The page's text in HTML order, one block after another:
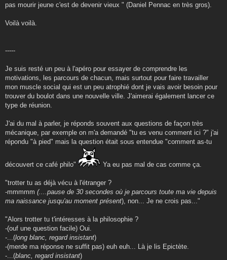
pas mourir jeune c'est de devenir vieux " (Daniel Pennac en très gros).
Voilà voilà.
-----
Je suis resté un peu à l'apéro pour essayer de comprendre les
motivations, les parcours de chacun, mais surtout pour faire travailler
mon muscle social qui est un peu atrophié dont je vais avoir besoin pour
trouver du boulot dans une nouvelle ville. J'aimerai également lancer ce
type de réunion.
J'ai du mal à parler, je réponds souvent aux questions de façon très
mécanique, par exemple on m'a demandé "tu es venu comment ici ?" j'ai
répondu "à pied" mais la question était sous entendue "comment as-tu
découvert ce café philo" Ya eu pas mal de cas comme ça.
"trotter tu as déjà vécu à l'étranger ?
-mmmmm (....pause de 30 secondes où je parcours toute ma vie depuis
ma naissance jusqu'au moment présent), non... Je ne crois pas..."
"Alors trotter tu t'intéresses à la philosophie ?
-(ouf une question facile) Oui.
-...(long blanc, regard insistant)
-(merde ma réponse ne suffit pas) euh euh... Là je lis Epictète.
-...(blanc, regard insistant)